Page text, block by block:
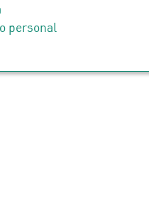
personal